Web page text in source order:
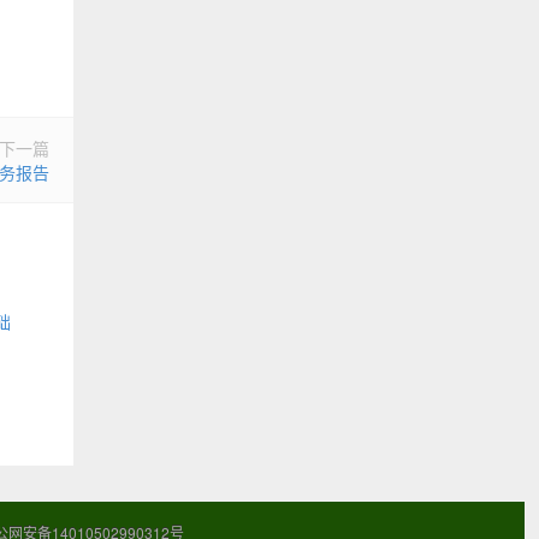
下一篇
报告
网安备14010502990312号